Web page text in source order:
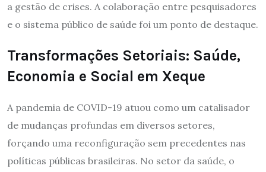
a gestão de crises. A colaboração entre pesquisadores
e o sistema público de saúde foi um ponto de destaque.
Transformações Setoriais: Saúde,
Economia e Social em Xeque
A pandemia de COVID-19 atuou como um catalisador
de mudanças profundas em diversos setores,
forçando uma reconfiguração sem precedentes nas
políticas públicas brasileiras. No setor da saúde, o